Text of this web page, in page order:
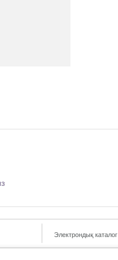
Электрондық каталог